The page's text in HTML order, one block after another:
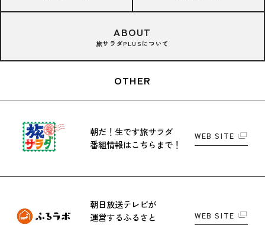
ABOUT
旅サラダPLUSについて
OTHER
朝だ！生です旅サラダ
番組情報はこちらまで！
WEB SITE
朝日放送テレビが
運営するふるさと
WEB SITE